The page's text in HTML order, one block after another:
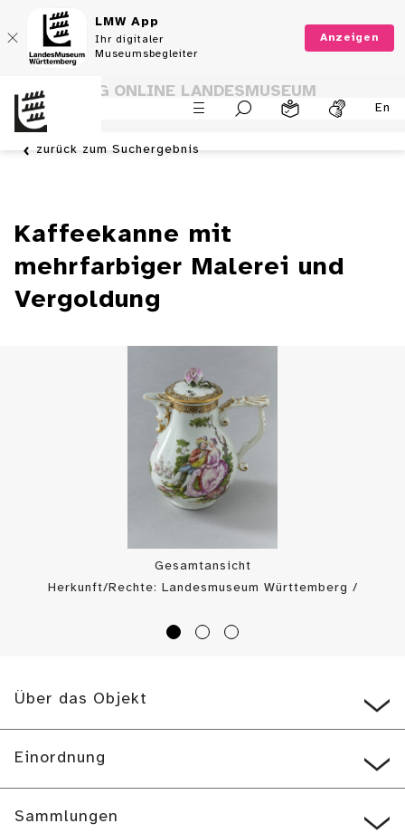
LMW App
Ihr digitaler
Museumsbegleiter
Anzeigen
En
SAMMLUNG ONLINE LANDESMUSEUM
WÜRTTEMBERG
zurück zum Suchergebnis
Kaffeekanne mit
mehrfarbiger Malerei und
Vergoldung
Gesamtansicht
Herkunft/Rechte: Landesmuseum Württemberg /
CC BY-SA)
Über das Objekt
Einordnung
Sammlungen